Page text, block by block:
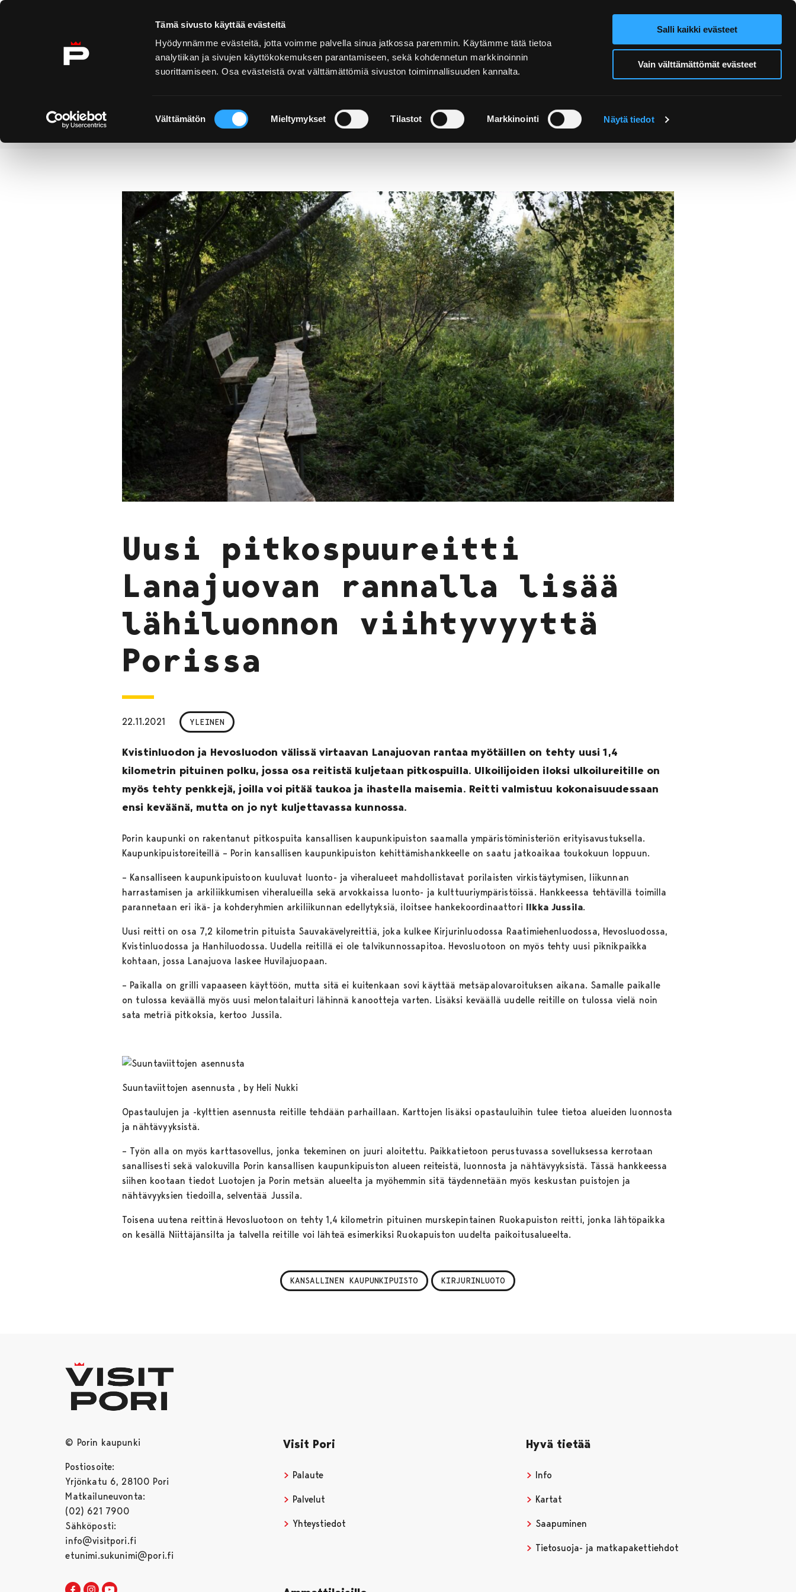
Tämä sivusto käyttää evästeitä
Hyödynnämme evästeitä, jotta voimme palvella sinua jatkossa paremmin. Käytämme tätä tietoa
analytiikan ja sivujen käyttökokemuksen parantamiseen, sekä kohdennetun markkinoinnin
suorittamiseen. Osa evästeistä ovat välttämättömiä sivuston toiminnallisuuden kannalta.
valinta
Välttämätön Mieltymykset Tilastot Markkinointi Näytä tiedot
Salli kaikki evästeet
Vain välttämättömät evästeet
Ohita sisältö
Hae sivustolta
Etusivu
Uusi pitkospuureitti
Lanajuovan rannalla lisää
lähiluonnon viihtyvyyttä
Porissa
22.11.2021 YLEINEN
Kvistinluodon ja Hevosluodon välissä virtaavan Lanajuovan rantaa myötäillen on tehty uusi 1,4
kilometrin pituinen polku, jossa osa reitistä kuljetaan pitkospuilla. Ulkoilijoiden iloksi ulkoilureitille on
myös tehty penkkejä, joilla voi pitää taukoa ja ihastella maisemia. Reitti valmistuu kokonaisuudessaan
ensi keväänä, mutta on jo nyt kuljettavassa kunnossa.
Porin kaupunki on rakentanut pitkospuita kansallisen kaupunkipuiston saamalla ympäristöministeriön erityisavustuksella.
Kaupunkipuistoreiteillä – Porin kansallisen kaupunkipuiston kehittämishankkeelle on saatu jatkoaikaa toukokuun loppuun.
– Kansalliseen kaupunkipuistoon kuuluvat luonto- ja viheralueet mahdollistavat porilaisten virkistäytymisen, liikunnan
harrastamisen ja arkiliikkumisen viheralueilla sekä arvokkaissa luonto- ja kulttuuriympäristöissä. Hankkeessa tehtävillä toimilla
parannetaan eri ikä- ja kohderyhmien arkiliikunnan edellytyksiä, iloitsee hankekoordinaattori Ilkka Jussila.
Uusi reitti on osa 7,2 kilometrin pituista Sauvakävelyreittiä, joka kulkee Kirjurinluodossa Raatimiehenluodossa, Hevosluodossa,
Kvistinluodossa ja Hanhiluodossa. Uudella reitillä ei ole talvikunnossapitoa. Hevosluotoon on myös tehty uusi piknikpaikka
kohtaan, jossa Lanajuova laskee Huvilajuopaan.
– Paikalla on grilli vapaaseen käyttöön, mutta sitä ei kuitenkaan sovi käyttää metsäpalovaroituksen aikana. Samalle paikalle
on tulossa keväällä myös uusi melontalaituri lähinnä kanootteja varten. Lisäksi keväällä uudelle reitille on tulossa vielä noin
sata metriä pitkoksia, kertoo Jussila.
Suuntaviittojen asennusta , by Heli Nukki
Opastaulujen ja -kylttien asennusta reitille tehdään parhaillaan. Karttojen lisäksi opastauluihin tulee tietoa alueiden luonnosta
ja nähtävyyksistä.
– Työn alla on myös karttasovellus, jonka tekeminen on juuri aloitettu. Paikkatietoon perustuvassa sovelluksessa kerrotaan
sanallisesti sekä valokuvilla Porin kansallisen kaupunkipuiston alueen reiteistä, luonnosta ja nähtävyyksistä. Tässä hankkeessa
siihen kootaan tiedot Luotojen ja Porin metsän alueelta ja myöhemmin sitä täydennetään myös keskustan puistojen ja
nähtävyyksien tiedoilla, selventää Jussila.
Toisena uutena reittinä Hevosluotoon on tehty 1,4 kilometrin pituinen murskepintainen Ruokapuiston reitti, jonka lähtöpaikka
on kesällä Niittäjänsilta ja talvella reitille voi lähteä esimerkiksi Ruokapuiston uudelta paikoitusalueelta.
KANSALLINEN KAUPUNKIPUISTO KIRJURINLUOTO
© Porin kaupunki
Postiosoite:
Yrjönkatu 6, 28100 Pori
Matkailuneuvonta:
(02) 621 7900
Sähköposti:
info@visitpori.fi
etunimi.sukunimi@pori.fi
Visit Pori Facebookissa
Avautuu uudessa välilehdessä
Visit Pori Instagrammissa
Avautuu uudessa välilehdessä
Visit Pori
Palaute
Palvelut
Yhteystiedot
Hyvä tietää
Info
Kartat
Saapuminen
Tietosuoja- ja matkapakettiehdot